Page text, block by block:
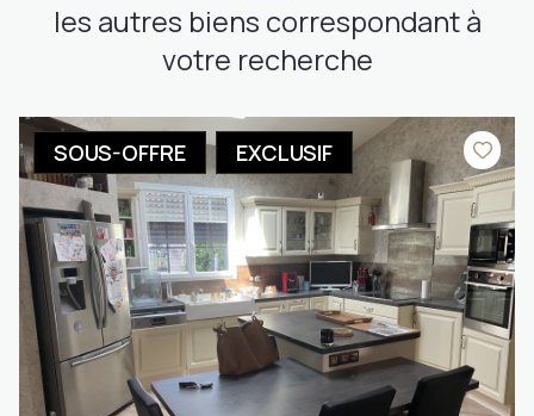
les autres biens correspondant à
votre recherche
SOUS-OFFRE EXCLUSIF